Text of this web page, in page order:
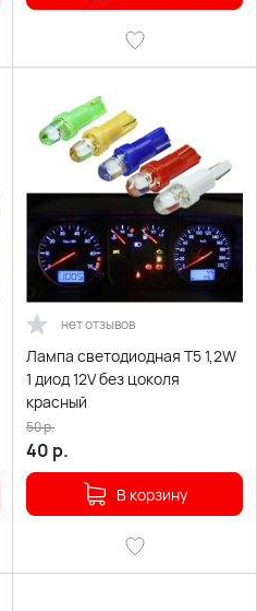
нет отзывов
Лампа светодиодная T5 1,2W
1 диод 12V без цоколя
красный
40 р.
50р.
В корзину